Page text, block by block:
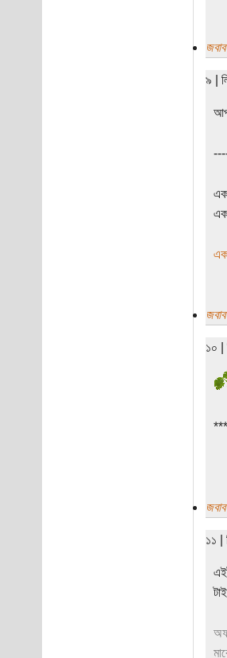
জবাব
৯ |
এক
জবাব
১০ |
জবাব
১১ |